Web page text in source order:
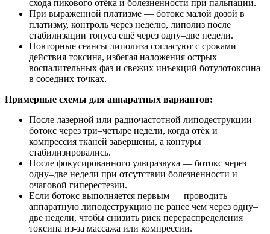
схода пикового отёка и болезненности при пальпации.
При выраженной платизме — ботокс малой дозой в
платизму, контроль через неделю, липолиз после
стабилизации тонуса ещё через одну–две недели.
Повторные сеансы липолиза согласуют с сроками
действия токсина, избегая наложения острых
воспалительных фаз и свежих инъекций ботулотоксина
в соседних точках.
Примерные схемы для аппаратных вариантов:
После лазерной или радиочастотной липодеструкции —
ботокс через три–четыре недели, когда отёк и
компрессия тканей завершены, а контуры
стабилизировались.
После фокусированного ультразвука — ботокс через
одну–две недели при отсутствии болезненности и
очаговой гиперестезии.
Если ботокс выполняется первым — проводить
аппаратную липодеструкцию не ранее чем через одну–
две недели, чтобы снизить риск перераспределения
токсина из‑за массажа или компрессии.